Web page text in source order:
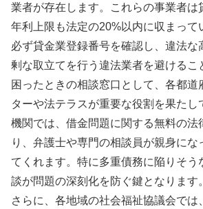
業者が存在します。これらの事業者は
年利上限も法定の20%以内に収まって
必ず貸金業登録番号を確認し、違法な
剰な取立てを行う違法業者を避けるこ
困ったときの相談窓口として、各都道
ターや法テラスが重要な役割を果たし
機関では、借金問題に関する無料の法
り、弁護士や専門の相談員が親身にな
てくれます。特に多重債務に陥りそう
談が問題の深刻化を防ぐ鍵となります。
さらに、各地域の社会福祉協議会では